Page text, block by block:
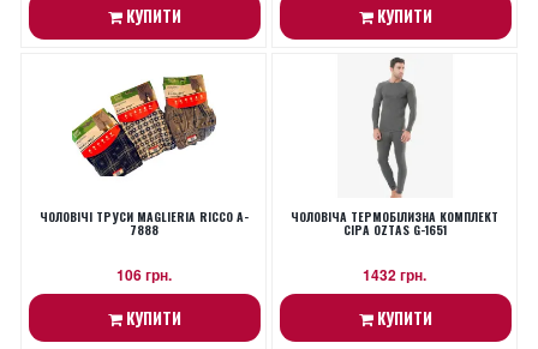
КУПИТИ КУПИТИ
ЧОЛОВІЧІ ТРУСИ MAGLIERIA RICCO A-
7888
106 грн.
КУПИТИ
ЧОЛОВІЧА ТЕРМОБІЛИЗНА КОМПЛЕКТ
СІРА OZTAS G-1651
1432 грн.
КУПИТИ